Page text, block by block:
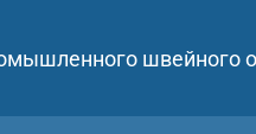
швейного